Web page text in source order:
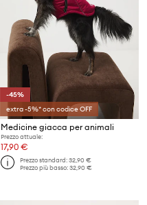
-45%
extra -5%* con codice OFF
Medicine giacca per animali
Prezzo attuale:
17,90 €
Prezzo standard:32,90 €
Prezzo più basso:32,90 €